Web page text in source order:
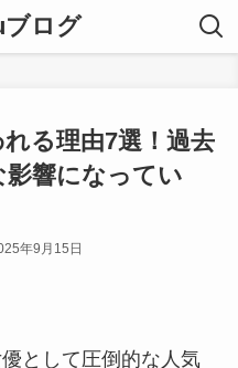
ログ
る理由7選！過去
響になってい
年9月15日
として圧倒的な人気